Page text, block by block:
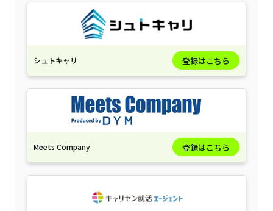
シュトキャリ 登録はこちら
Meets Company 登録はこちら